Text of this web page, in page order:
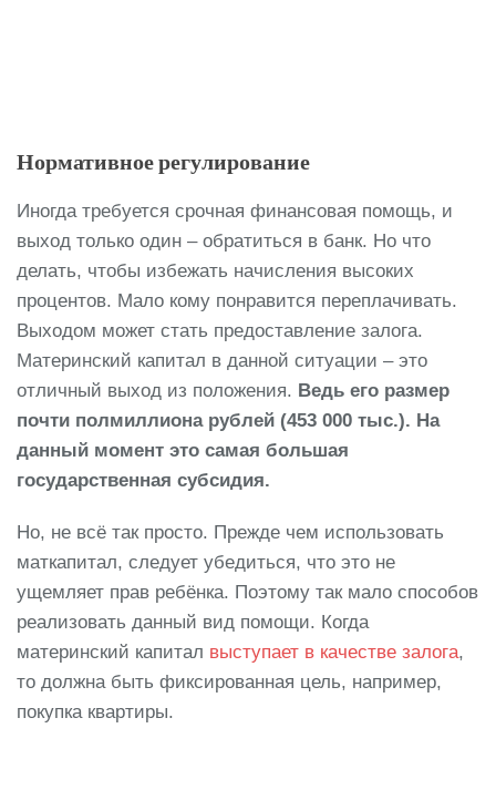
Нормативное регулирование
Иногда требуется срочная финансовая помощь, и
выход только один – обратиться в банк. Но что
делать, чтобы избежать начисления высоких
процентов. Мало кому понравится переплачивать.
Выходом может стать предоставление залога.
Материнский капитал в данной ситуации – это
отличный выход из положения. Ведь его размер
почти полмиллиона рублей (453 000 тыс.). На
данный момент это самая большая
государственная субсидия.
Но, не всё так просто. Прежде чем использовать
маткапитал, следует убедиться, что это не
ущемляет прав ребёнка. Поэтому так мало способов
реализовать данный вид помощи. Когда
материнский капитал выступает в качестве залога,
то должна быть фиксированная цель, например,
покупка квартиры.